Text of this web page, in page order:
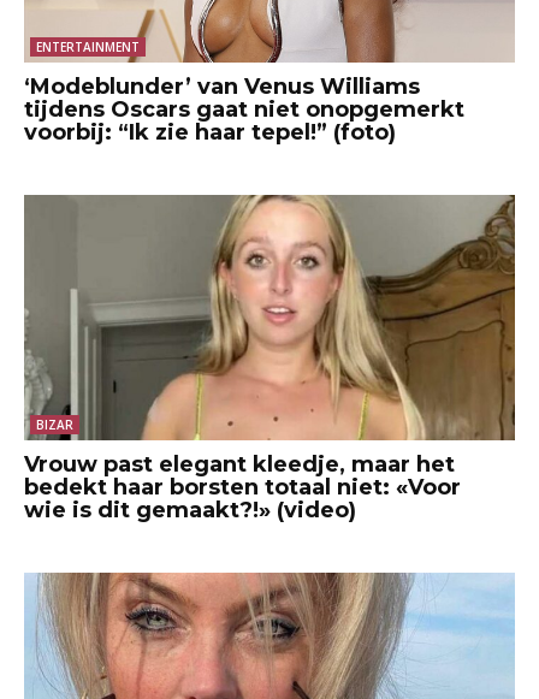
ENTERTAINMENT
‘Modeblunder’ van Venus Williams
tijdens Oscars gaat niet onopgemerkt
voorbij: “Ik zie haar tepel!” (foto)
BIZAR
Vrouw past elegant kleedje, maar het
bedekt haar borsten totaal niet: «Voor
wie is dit gemaakt?!» (video)